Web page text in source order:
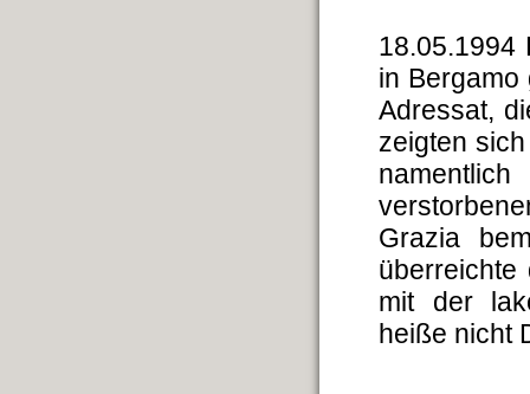
18.05.1994
in
Adressat,
zeigten
Grazia
mit der
heiße nicht